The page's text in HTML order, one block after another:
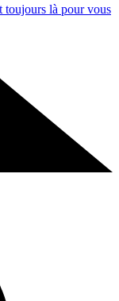
toujours là pour vous